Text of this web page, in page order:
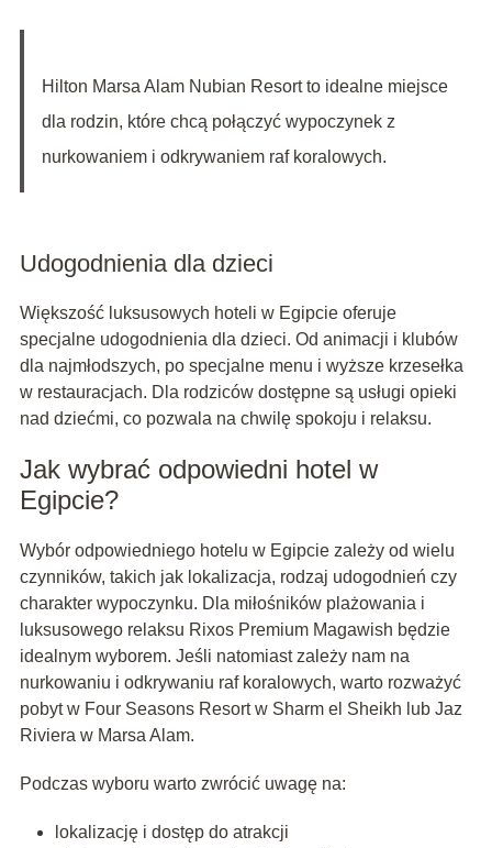
Hilton Marsa Alam Nubian Resort to idealne miejsce
dla rodzin, które chcą połączyć wypoczynek z
nurkowaniem i odkrywaniem raf koralowych.
Udogodnienia dla dzieci
Większość luksusowych hoteli w Egipcie oferuje
specjalne udogodnienia dla dzieci. Od animacji i klubów
dla najmłodszych, po specjalne menu i wyższe krzesełka
w restauracjach. Dla rodziców dostępne są usługi opieki
nad dziećmi, co pozwala na chwilę spokoju i relaksu.
Jak wybrać odpowiedni hotel w
Egipcie?
Wybór odpowiedniego hotelu w Egipcie zależy od wielu
czynników, takich jak lokalizacja, rodzaj udogodnień czy
charakter wypoczynku. Dla miłośników plażowania i
luksusowego relaksu Rixos Premium Magawish będzie
idealnym wyborem. Jeśli natomiast zależy nam na
nurkowaniu i odkrywaniu raf koralowych, warto rozważyć
pobyt w Four Seasons Resort w Sharm el Sheikh lub Jaz
Riviera w Marsa Alam.
Podczas wyboru warto zwrócić uwagę na:
lokalizację i dostęp do atrakcji